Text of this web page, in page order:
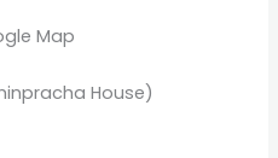
Map
House)